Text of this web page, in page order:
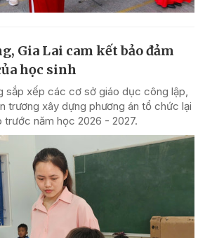
Gia Lai cam kết bảo đảm
học sinh
sắp xếp các cơ sở giáo dục công lập,
trương xây dựng phương án tổ chức lại
trước năm học 2026 - 2027.